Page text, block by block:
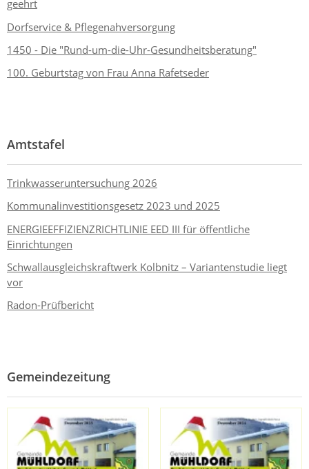
geehrt
Dorfservice & Pflegenahversorgung
1450 - Die "Rund-um-die-Uhr-Gesundheitsberatung"
100. Geburtstag von Frau Anna Rafetseder
Amtstafel
Trinkwasseruntersuchung 2026
Kommunalinvestitionsgesetz 2023 und 2025
ENERGIEEFFIZIENZRICHTLINIE EED III für öffentliche
Einrichtungen
Schwallausgleichskraftwerk Kolbnitz – Variantenstudie liegt
vor
Radon-Prüfbericht
Gemeindezeitung